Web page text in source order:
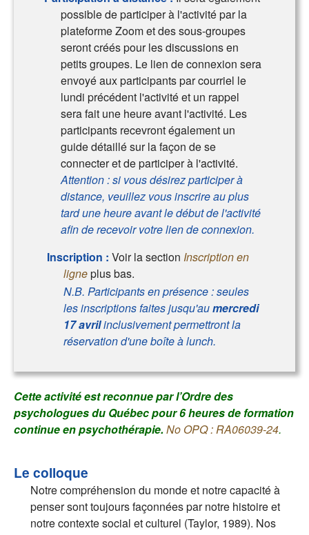
possible de participer à l'activité par la
plateforme Zoom et des sous-groupes
seront créés pour les discussions en
petits groupes. Le lien de connexion sera
envoyé aux participants par courriel le
lundi précédent l'activité et un rappel
sera fait une heure avant l'activité. Les
participants recevront également un
guide détaillé sur la façon de se
connecter et de participer à l'activité.
Attention : si vous désirez participer à
distance, veuillez vous inscrire au plus
tard une heure avant le début de l'activité
afin de recevoir votre lien de connexion.
Inscription : Voir la section Inscription en
ligneplus bas.
N.B. Participants en présence : seules
les inscriptions faites jusqu'aumercredi
17 avrilinclusivement permettront la
réservation d'une boîte à lunch.
Cette activité est reconnue par l’Ordre des
psychologues du Québecpour 6 heures de formation
continue en psychothérapie.No OPQ : RA06039-24.
Le colloque
Notre compréhension du monde et notre capacité à
penser sont toujours façonnées par notre histoire et
notre contexte social et culturel (Taylor, 1989). Nos